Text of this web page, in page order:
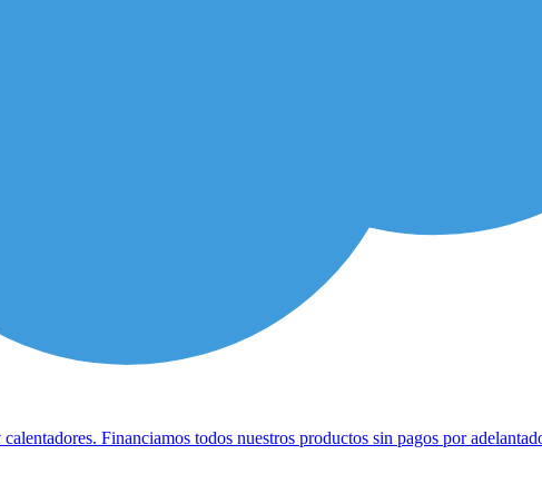
Financiamos todos nuestros productos sin pagos por